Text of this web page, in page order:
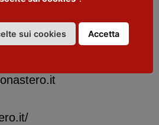
sui cookies Accetta